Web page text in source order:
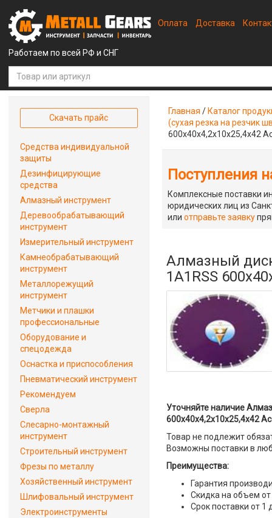
Работаем по всей РФ и СНГ
Оплата Доставка
Главная / Каталог
(сухая резка на резчик
600x40x4,2x10x25,4x42
Поступления
Комплексные поставки
юридических лиц из
илиотправьте заявку
Алмазный
1A1RSS
Уточняйте наличие
600x40x4,2x10x25,4x42
Товар не подлежит
Возможны поставки в
Преимущества:
Гарантия
Скидка на объем от
Срок поставки от 1
Скачать прайс
Средства индивидуальной
защиты
Дезинфицирующие
средства
Алмазный инструмент
Деревообрабатывающий
инструмент
Измерительный инструмент
Камнеобрабатывающий
инструмент
Металлорежущий
инструмент
Метчики и плашки
профессиональные
Оборудование и
спецодежда
Оснастка и приспособления
Пневматический инструмент
Рекомендуем
Сверла
Слесарно-монтажный
инструмент
Строительный инструмент
Фрезы по металлу
Хозяйственный инструмент
Шлифовальный инструмент
Электроинструменты